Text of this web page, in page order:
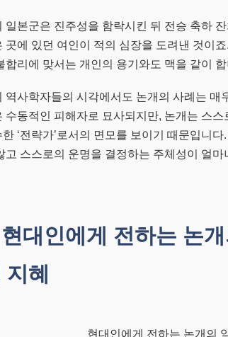
일본군은 진주성을 함락시킨 뒤 전승 축하
곳에 있던 여인이 적의 심장을 도려낸 것이
합리에 맞서는 개인의 용기와도 맥을 같이
역사학자들의 시각에서도 논개의 사례는 매
수동적인 피해자로 묘사되지만, 논개는 스
한 ‘전략가’로서의 면모를 보이기 때문입니
고 스스로의 운명을 결정하는 주체성이 얼
현대인에게 전하는 논
지혜